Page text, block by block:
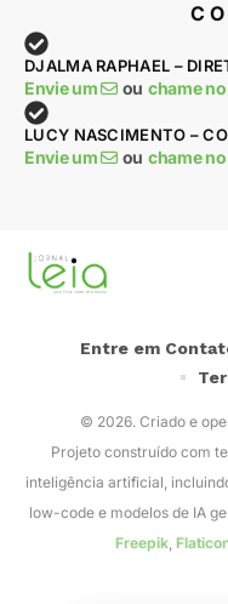
DJALMA RAPHAEL –
Envie um ou chame
LUCY NASCIMENTO –
Envie um ou chame
© 2026. Criado e
Projeto construído com
inteligência artificial,
low-code e modelos de IA
Freepik,
Entre em